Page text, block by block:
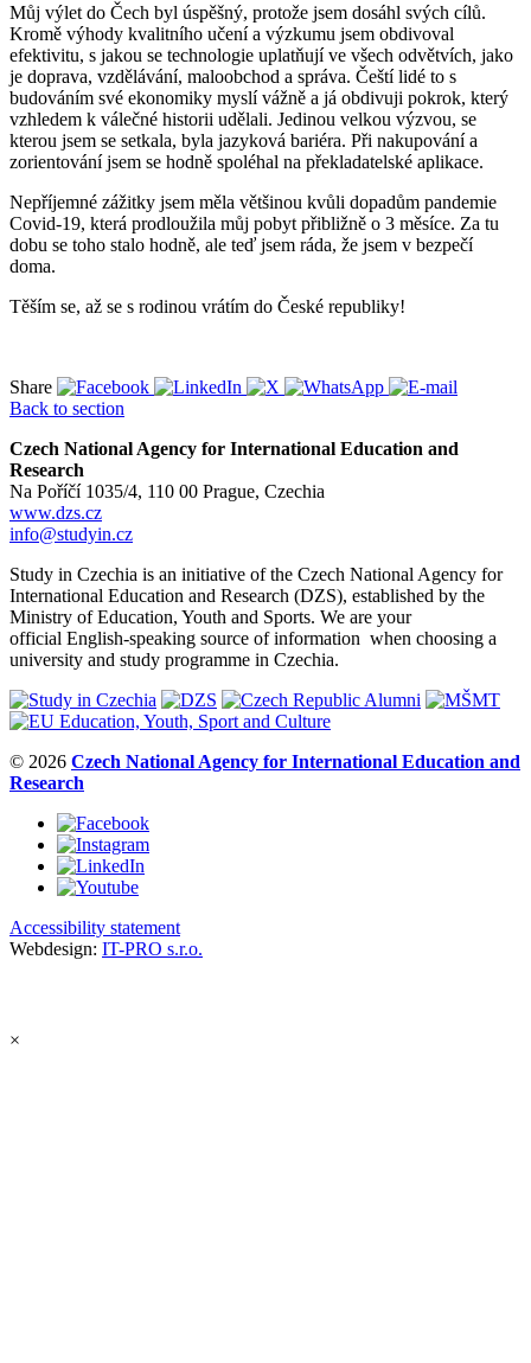
Můj výlet do Čech byl úspěšný, protože jsem dosáhl svých cílů.
Kromě výhody kvalitního učení a výzkumu jsem obdivoval
efektivitu, s jakou se technologie uplatňují ve všech odvětvích, jako
je doprava, vzdělávání, maloobchod a správa. Čeští lidé to s
budováním své ekonomiky myslí vážně a já obdivuji pokrok, který
vzhledem k válečné historii udělali. Jedinou velkou výzvou, se
kterou jsem se setkala, byla jazyková bariéra. Při nakupování a
zorientování jsem se hodně spoléhal na překladatelské aplikace.
Nepříjemné zážitky jsem měla většinou kvůli dopadům pandemie
Covid-19, která prodloužila můj pobyt přibližně o 3 měsíce. Za tu
dobu se toho stalo hodně, ale teď jsem ráda, že jsem v bezpečí
doma.
Těším se, až se s rodinou vrátím do České republiky!
Share
Back to section
Czech National Agency for International Education and
Research
Na Poříčí 1035/4, 110 00 Prague, Czechia
www.dzs.cz
info@studyin.cz
Study in Czechia is an initiative of the Czech National Agency for
International Education and Research (DZS), established by the
Ministry of Education, Youth and Sports. We are your
official English-speaking source of information when choosing a
university and study programme in Czechia.
© 2026 Czech National Agency for International Education and
Research
Accessibility statement
Webdesign: IT-PRO s.r.o.
×